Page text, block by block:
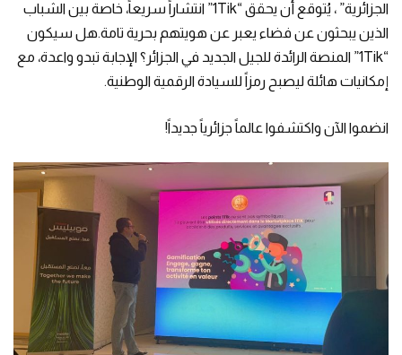
الجزائرية” ، يُتوقع أن يحقق “1Tik” انتشاراً سريعاً، خاصة بين الشباب
الذين يبحثون عن فضاء يعبر عن هويتهم بحرية تامة.هل سيكون
“1Tik” المنصة الرائدة للجيل الجديد في الجزائر؟ الإجابة تبدو واعدة، مع
إمكانيات هائلة ليصبح رمزاً للسيادة الرقمية الوطنية.
انضموا الآن واكتشفوا عالماً جزائرياً جديداً!